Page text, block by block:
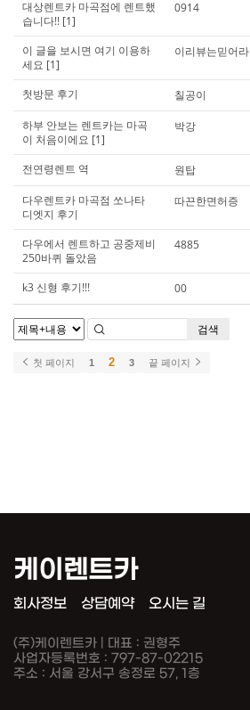
대상렌트카 마곡점에 렌트했
습니다!! [1]
0914
이 글을 보시면 여기 이용하
세요 [1]
이리뷰는믿어라
첫방문 후기 칠공이
하부 안보는 렌트카는 마곡
이 처음이에요 [1]
박강
전연령렌트 역 원탑
다우렌트카 마곡점 쏘나타
디엣지 후기
따끈한면허증
다우에서 렌트하고 공중제비
250바퀴 돌았음
4885
k3 신형 후기!!! 00
검색
첫 페이지 1 2 3 끝 페이지
케이렌트카
회사정보 상담예약 오시는 길
(주)케이렌트카 | 대표 : 권형주
사업자등록번호 : 797-87-02215
주소 : 서울 강서구 송정로 57, 1층